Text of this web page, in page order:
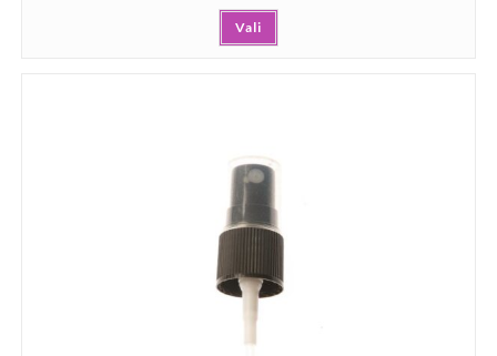
Vali